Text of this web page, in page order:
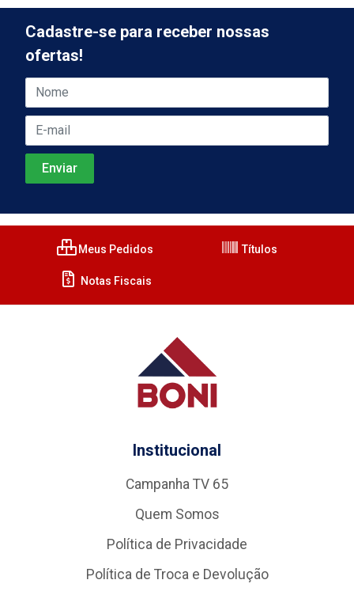
Cadastre-se para receber nossas
ofertas!
Meus Pedidos Títulos
Notas Fiscais
Institucional
Campanha TV 65
Quem Somos
Política de Privacidade
Política de Troca e Devolução